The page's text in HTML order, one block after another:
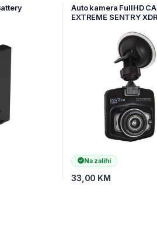
Auto kamera FullHD
EXTREME SENTRY
Na zalihi
33,00 KM